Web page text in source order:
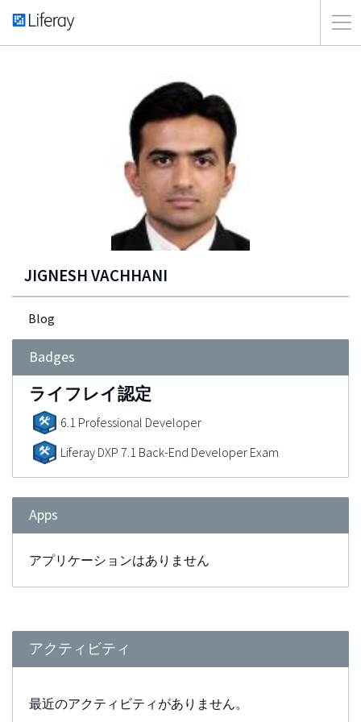
JIGNESH VACHHANI
Blog
Badges
ライフレイ認定
6.1 Professional Developer
Liferay DXP 7.1 Back-End Developer Exam
Apps
アプリケーションはありません
アクティビティ
最近のアクティビティがありません。